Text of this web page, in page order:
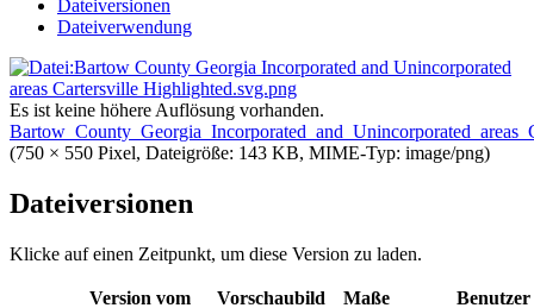
Dateiversionen
Dateiverwendung
Es ist keine höhere Auflösung vorhanden.
(750 × 550 Pixel, Dateigröße: 143 KB, MIME-Typ: image/png)
Dateiversionen
Klicke auf einen Zeitpunkt, um diese Version zu laden.
Version vom Vorschaubild Maße Benutzer